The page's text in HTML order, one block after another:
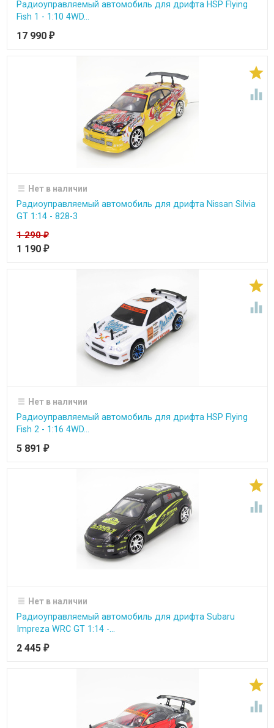
Радиоуправляемый автомобиль для дрифта HSP Flying
Fish 1 - 1:10 4WD...
17 990 ₽


Нет в наличии
Радиоуправляемый автомобиль для дрифта Nissan Silvia
GT 1:14 - 828-3
1 290₽
1 190 ₽


Нет в наличии
Радиоуправляемый автомобиль для дрифта HSP Flying
Fish 2 - 1:16 4WD...
5 891 ₽


Нет в наличии
Радиоуправляемый автомобиль для дрифта Subaru
Impreza WRC GT 1:14 -...
2 445 ₽

